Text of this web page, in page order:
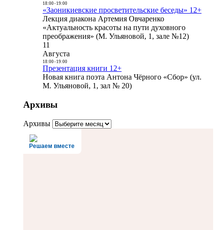
18:00- 19:00
«Заоникиевские просветительские беседы» 12+
Лекция диакона Артемия Овчаренко
«Актуальность красоты на пути духовного
преображения» (М. Ульяновой, 1, зале №12)
11
Августа
18:00- 19:00
Презентация книги 12+
Новая книга поэта Антона Чёрного «Сбор» (ул.
М. Ульяновой, 1, зал № 20)
Архивы
Архивы
Решаем вместе